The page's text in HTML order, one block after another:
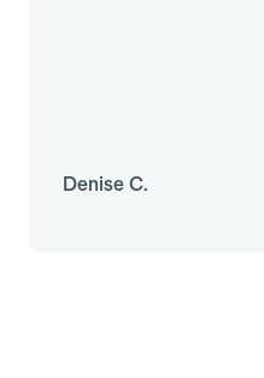
Denise C.